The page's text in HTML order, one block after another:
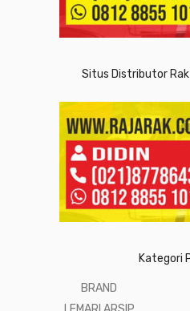
Situs Distributor Rak
Kategori
BRAND